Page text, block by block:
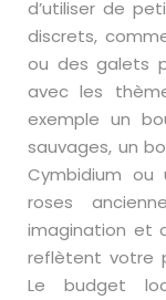
d’utiliser de
discrets,
ou des galets
avec les
exemple un
sauvages, un
Cymbidium
roses
imagination et
reflètent votre
Le budget